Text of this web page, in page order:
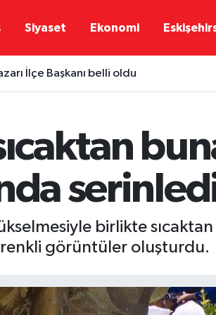
Siyaset Ekonomi
İlçe Başkanı belli oldu
birlikte
görüntüler oluşturdu.